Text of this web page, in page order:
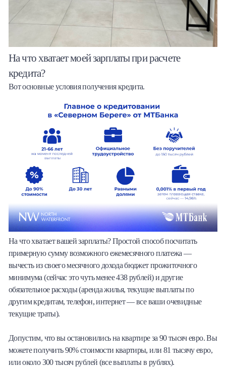
На что хватает моей зарплаты при расчете
кредита?
Вот основные условия получения кредита.
На что хватает вашей зарплаты? Простой способ посчитать
примерную сумму возможного ежемесячного платежа —
вычесть из своего месячного дохода бюджет прожиточного
минимума (сейчас это чуть менее 438 рублей) и другие
обязательное расходы (аренда жилья, текущие выплаты по
другим кредитам, телефон, интернет — все ваши очевидные
текущие траты).
Допустим, что вы остановились на квартире за 90 тысяч евро. Вы
можете получить 90% стоимости квартиры, или 81 тысячу евро,
или около 300 тысяч рублей (все выплаты в рублях).